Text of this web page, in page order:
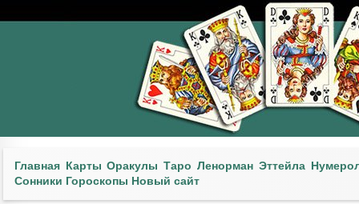
Главная Карты Оракулы Таро Ленорман Эттейла
Сонники Гороскопы Новый сайт